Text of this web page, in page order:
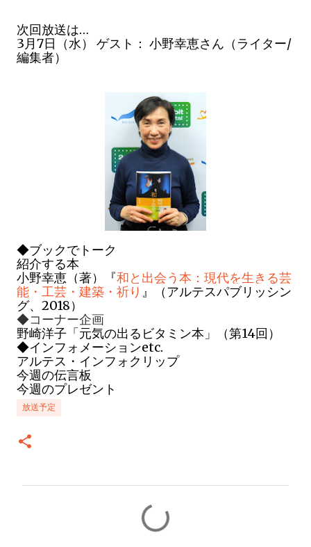
次回放送は…
3月7日（水） ゲスト： 小野幸恵さん（ライター/
編集者）
◆ブックでトーク
紹介する本
小野幸恵（著）『和と出会う本：現代を生きる芸
能・工芸・建築・祈り 』
（アルテスパブリッシン
グ、2018）
◆コーナー企画
野崎洋子「元気の出るビタミン本」（第14回）
◆インフォメーシ ョンetc.
アルテス・インフォクリップ
今週の伝言板
今週のプレゼント
放送予定